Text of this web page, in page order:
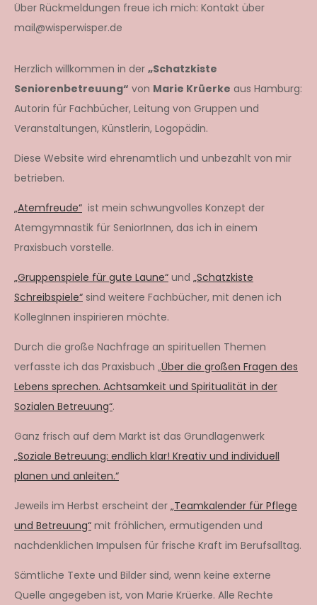
Über Rückmeldungen freue ich mich: Kontakt über
mail@wisperwisper.de
Herzlich willkommen in der „Schatzkiste
Seniorenbetreuung“ von Marie Krüerke aus Hamburg:
Autorin für Fachbücher, Leitung von Gruppen und
Veranstaltungen, Künstlerin, Logopädin.
Diese Website wird ehrenamtlich und unbezahlt von mir
betrieben.
„Atemfreude“ ist mein schwungvolles Konzept der
Atemgymnastik für SeniorInnen, das ich in einem
Praxisbuch vorstelle.
„Gruppenspiele für gute Laune“ und „Schatzkiste
Schreibspiele“ sind weitere Fachbücher, mit denen ich
KollegInnen inspirieren möchte.
Durch die große Nachfrage an spirituellen Themen
verfasste ich das Praxisbuch „Über die großen Fragen des
Lebens sprechen. Achtsamkeit und Spiritualität in der
Sozialen Betreuung“.
Ganz frisch auf dem Markt ist das Grundlagenwerk
„Soziale Betreuung: endlich klar! Kreativ und individuell
planen und anleiten.“
Jeweils im Herbst erscheint der „Teamkalender für Pflege
und Betreuung“ mit fröhlichen, ermutigenden und
nachdenklichen Impulsen für frische Kraft im Berufsalltag.
Sämtliche Texte und Bilder sind, wenn keine externe
Quelle angegeben ist, von Marie Krüerke. Alle Rechte